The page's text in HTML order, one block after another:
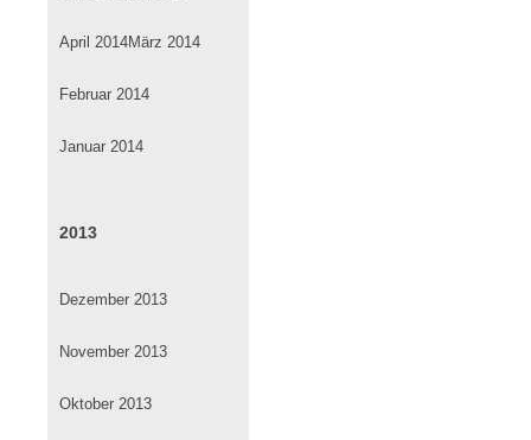
April 2014März 2014
Februar 2014
Januar 2014
2013
Dezember 2013
November 2013
Oktober 2013